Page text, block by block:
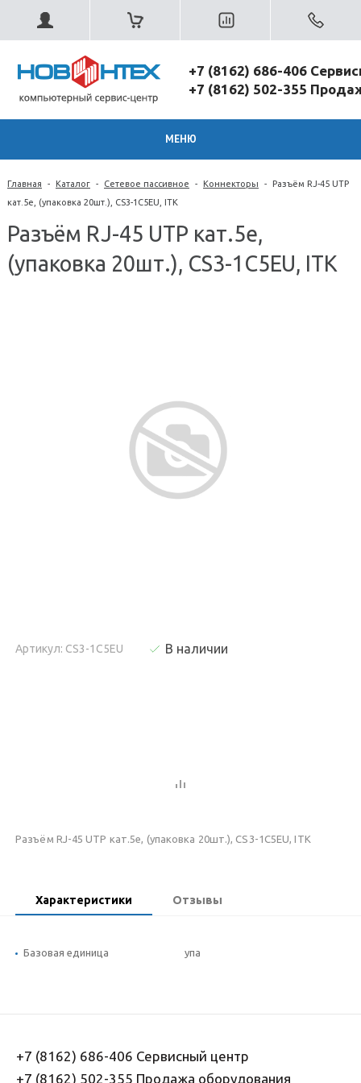
+7 (8162) 686-406
+7 (8162) 502-355
МЕНЮ
Главная - Каталог - Сетевое пассивное - Коннекторы - Разъём RJ-45 UTP
кат.5е, (упаковка 20шт.), CS3-1C5EU, ITK
Разъём RJ-45 UTP кат.5е,
(упаковка 20шт.), CS3-1C5EU, ITK
Артикул: CS3-1C5EU В наличии
Разъём RJ-45 UTP кат.5е, (упаковка 20шт.), CS3-1C5EU, ITK
Характеристики Отзывы
Базовая единица упа
+7 (8162) 686-406 Сервисный центр
+7 (8162) 502-355 Продажа оборудования